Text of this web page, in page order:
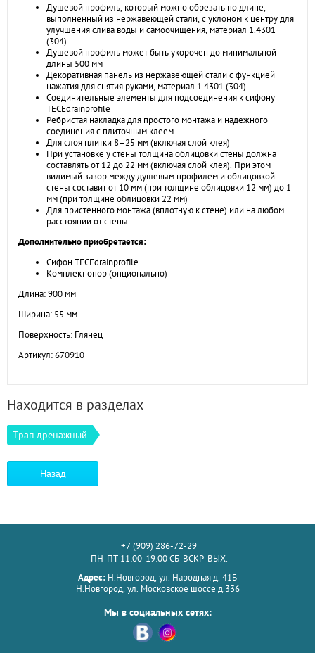
Душевой профиль, который можно обрезать по длине,
выполненный из нержавеющей стали, с уклоном к центру для
улучшения слива воды и самоочищения, материал 1.4301
(304)
Душевой профиль может быть укорочен до минимальной
длины 500 мм
Декоративная панель из нержавеющей стали с функцией
нажатия для снятия руками, материал 1.4301 (304)
Соединительные элементы для подсоединения к сифону
TECEdrainprofile
Ребристая накладка для простого монтажа и надежного
соединения с плиточным клеем
Для слоя плитки 8–25 мм (включая слой клея)
При установке у стены толщина облицовки стены должна
составлять от 12 до 22 мм (включая слой клея). При этом
видимый зазор между душевым профилем и облицовкой
стены составит от 10 мм (при толщине облицовки 12 мм) до 1
мм (при толщине облицовки 22 мм)
Для пристенного монтажа (вплотную к стене) или на любом
расстоянии от стены
Дополнительно приобретается:
Сифон TECEdrainprofile
Комплект опор (опционально)
Длина: 900 мм
Ширина: 55 мм
Поверхность: Глянец
Артикул: 670910
Находится в разделах
Трап дренажный
Назад
+7 (909) 286-72-29
ПН-ПТ 11:00-19:00 СБ-ВСКР-ВЫХ.
Адрес: Н.Новгород, ул. Народная д. 41Б
Н.Новгород, ул. Московское шоссе д.336
Мы в социальных сетях: